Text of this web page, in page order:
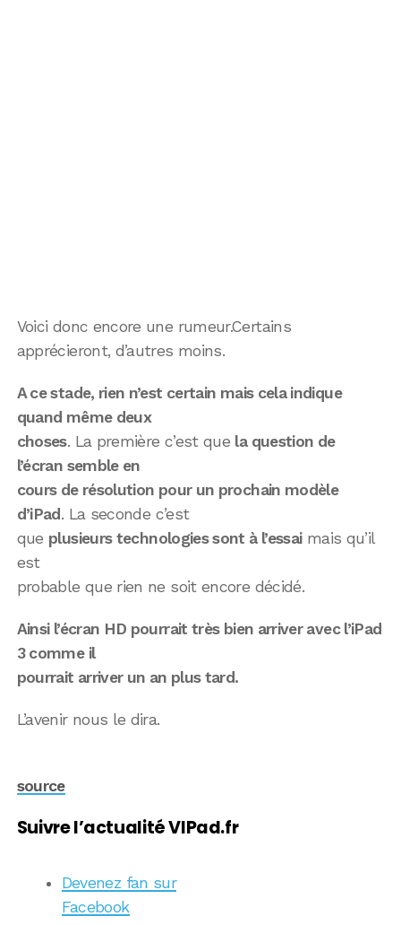
Voici donc encore une rumeur.Certains
apprécieront, d’autres moins.
A ce stade, rien n’est certain mais cela indique
quand même deux
choses. La première c’est que la question de
l’écran semble en
cours de résolution pour un prochain modèle
d’iPad. La seconde c’est
que plusieurs technologies sont à l’essaimais qu’il
est
probable que rien ne soit encore décidé.
Ainsi l’écran HD pourrait très bien arriver avec l’iPad
3 comme il
pourrait arriver un an plus tard.
L’avenir nous le dira.
source
Suivre l’actualité VIPad.fr
Devenez fan sur
Facebook